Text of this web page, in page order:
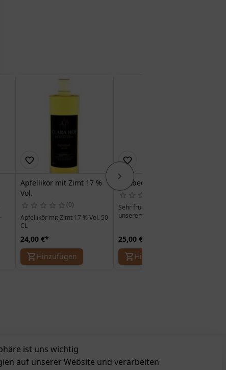
Apfellikör mit Zimt 17 %
Vol.
0
Apfellikör mit Zimt 17 % Vol. 50
CL
24,00 €*
Hinzufügen
Himbeerlikör 22% Vol.
Sehr fruchtig, verfeinert mit
unserem Himbeergeist ergibt
25,00 €
Hinzufügen
ist uns wichtig
auf unserer Website und verarbeiten